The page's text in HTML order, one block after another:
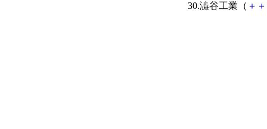
30.澁谷工業（ ＋ ＋